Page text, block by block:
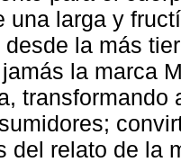
una larga y
desde la más
la marca
del relato de la